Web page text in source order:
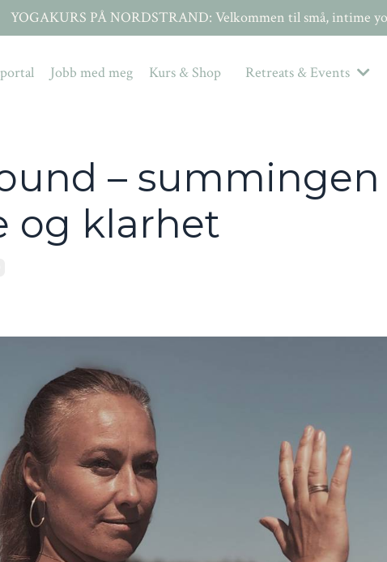
YOGAKURS PÅ NORDSTRAND: Velkommen til små, intime
Jobb med meg Kurs & Shop Retreats & Events
–
og klarhet